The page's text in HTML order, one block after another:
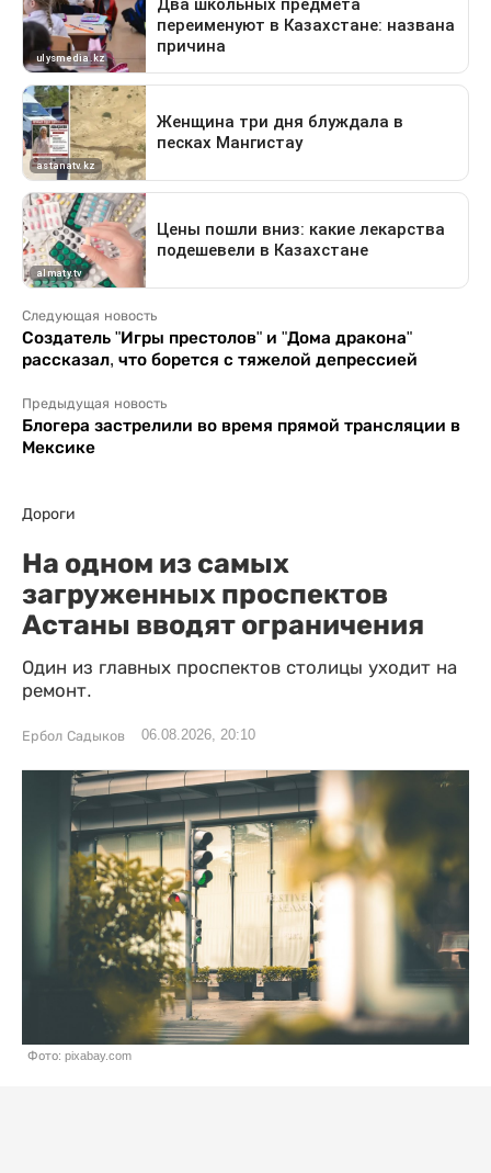
Следующая новость
Создатель "Игры престолов" и "Дома дракона"
рассказал, что борется с тяжелой депрессией
Предыдущая новость
Блогера застрелили во время прямой трансляции в
Мексике
Дороги
На одном из самых
загруженных проспектов
Астаны вводят ограничения
Один из главных проспектов столицы уходит на
ремонт.
Ербол Садыков 06.08.2026, 20:10
Фото: pixabay.com